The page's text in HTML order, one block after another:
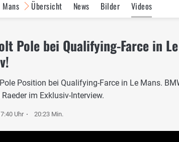
Übersicht News Bilder Videos
Pole bei Qualifying-Farce in
Position bei Qualifying-Farce in Le Mans.
im Exklusiv-Interview.
Uhr 20:23 Min.